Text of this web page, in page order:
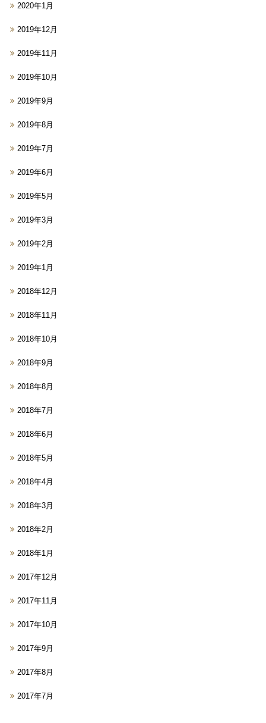
2020年1月
2019年12月
2019年11月
2019年10月
2019年9月
2019年8月
2019年7月
2019年6月
2019年5月
2019年3月
2019年2月
2019年1月
2018年12月
2018年11月
2018年10月
2018年9月
2018年8月
2018年7月
2018年6月
2018年5月
2018年4月
2018年3月
2018年2月
2018年1月
2017年12月
2017年11月
2017年10月
2017年9月
2017年8月
2017年7月